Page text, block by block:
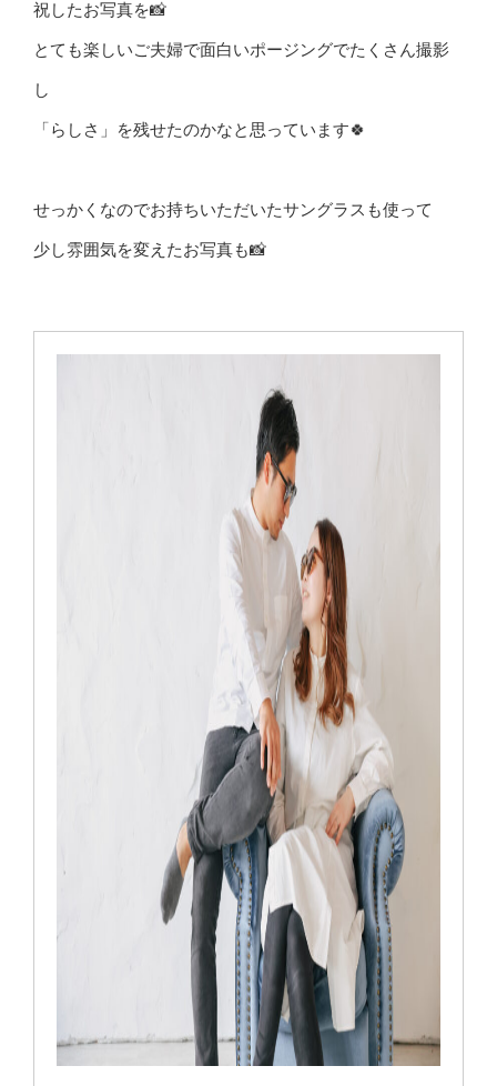
祝したお写真を📸
とても楽しいご夫婦で面白いポージングでたくさん撮影
し
「らしさ」を残せたのかなと思っています🍀
せっかくなのでお持ちいただいたサングラスも使って
少し雰囲気を変えたお写真も📸